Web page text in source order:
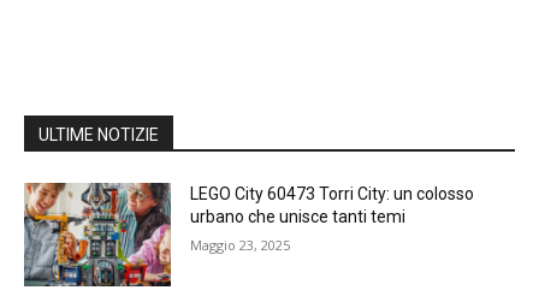
ULTIME NOTIZIE
LEGO City 60473 Torri City: un colosso
urbano che unisce tanti temi
Maggio 23, 2025